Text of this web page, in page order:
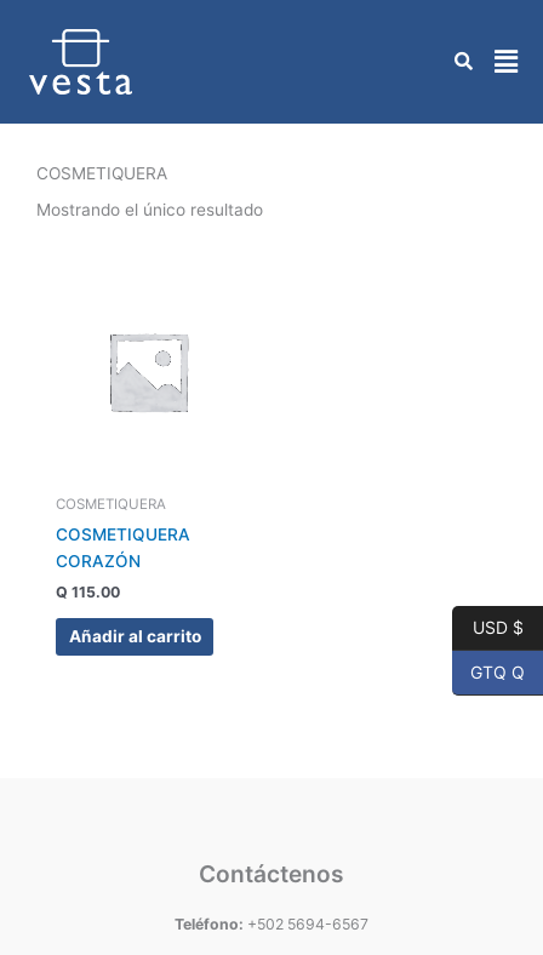
contenido
COSMETIQUERA
Mostrando el único resultado
COSMETIQUERA
COSMETIQUERA
CORAZÓN
Q 115.00
Añadir al carrito
Contáctenos
Teléfono: +502 5694-6567
USD $
GTQ Q